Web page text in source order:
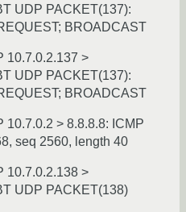
UDP PACKET(137):
BROADCAST
10.7.0.2.137 >
UDP PACKET(137):
BROADCAST
10.7.0.2 > 8.8.8.8: ICMP
seq 2560, length 40
10.7.0.2.138 >
UDP PACKET(138)